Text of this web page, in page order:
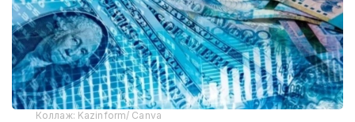
Коллаж: Kazinform/ Canva